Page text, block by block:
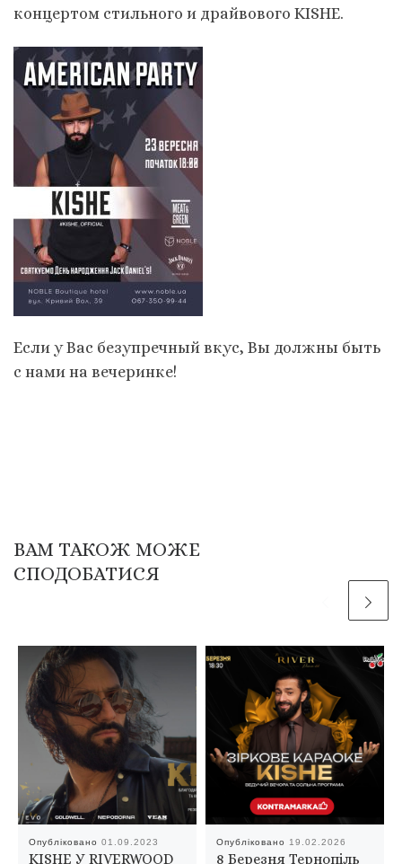
концертом стильного и драйвового KISHE.
Если у Вас безупречный вкус, Вы должны быть
с нами на вечеринке!
ВАМ ТАКОЖ МОЖЕ
СПОДОБАТИСЯ
Опубліковано 01.09.2023
KISHE У RIVERWOOD
Опубліковано 19.02.2026
8 Березня Тернопіль